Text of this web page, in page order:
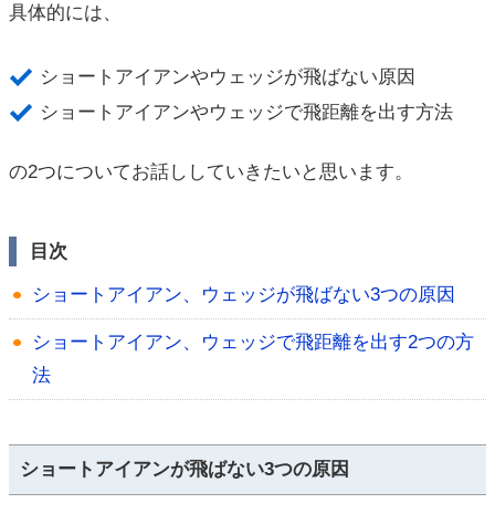
具体的には、
ショートアイアンやウェッジが飛ばない原因
ショートアイアンやウェッジで飛距離を出す方法
の2つについてお話ししていきたいと思います。
目次
ショートアイアン、ウェッジが飛ばない3つの原因
ショートアイアン、ウェッジで飛距離を出す2つの方
法
ショートアイアンが飛ばない3つの原因